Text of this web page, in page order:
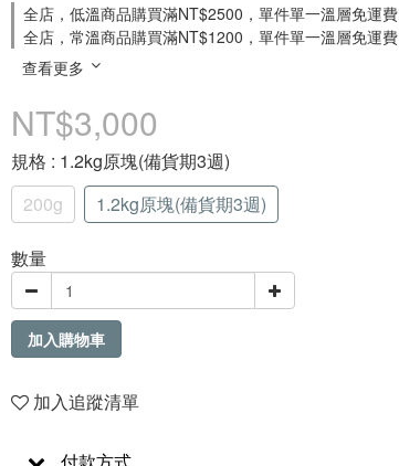
全店，低溫商品購買滿NT$2500，單件單一溫層免運費
全店，常溫商品購買滿NT$1200，單件單一溫層免運費
查看更多
NT$3,000
規格 : 1.2kg原塊(備貨期3週)
200g
1.2kg原塊(備貨期3週)
數量
加入購物車
加入追蹤清單